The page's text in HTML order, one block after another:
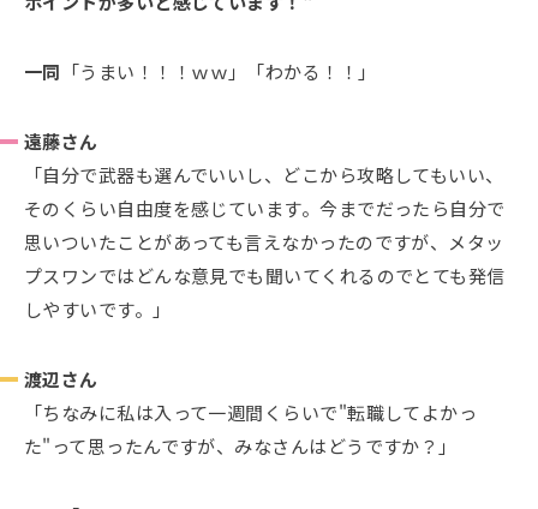
一同 「うまい！！！ｗｗ」「わかる！！」
遠藤さん
「自分で武器も選んでいいし、どこから攻略してもいい、
そのくらい自由度を感じています。今までだったら自分で
思いついたことがあっても言えなかったのですが、メタッ
プスワンではどんな意見でも聞いてくれるのでとても発信
しやすいです。」
渡辺さん
「ちなみに私は入って一週間くらいで"転職してよかっ
た"って思ったんですが、みなさんはどうですか？」